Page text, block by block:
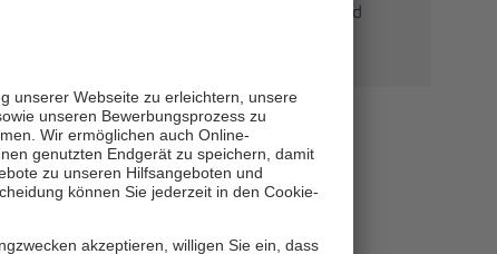
Sie sind Ansprechpersonen der Betreuten und